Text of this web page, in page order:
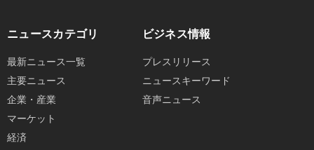
ニュースカテゴリ
最新ニュース一覧
主要ニュース
企業・産業
マーケット
経済
ビジネス情報
プレスリリース
ニュースキーワード
音声ニュース